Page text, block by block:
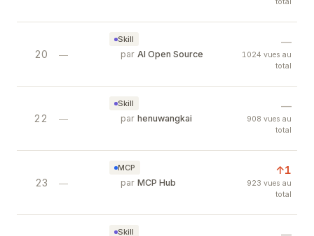
Create distinctive, production-grade frontend
20 —
Skill
Reactive Resume — AI-Powered
Free open-source resume builder with AI
par AI Open Source
—
1024 vues au
total
22 —
Skill
Remotion AI Video Production Skill —
Pushed via CLI: video-production-skill-push.md
par henuwangkai
—
908 vues au
total
23 —
MCP
Codebase Memory MCP — Code
High-performance code intelligence MCP
par MCP Hub
↑1
923 vues au
total
Skill